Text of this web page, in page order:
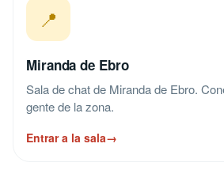
📍
Miranda de Ebro
Sala de chat de Miranda de Ebro.
gente de la zona.
Entrar a la sala→